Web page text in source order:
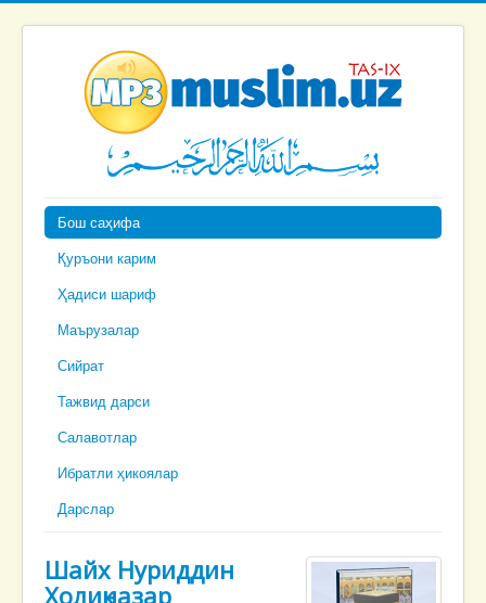
Бош саҳифа
Қуръони карим
Ҳадиси шариф
Маърузалар
Сийрат
Тажвид дарси
Салавотлар
Ибратли ҳикоялар
Дарслар
Шайх Нуриддин
Холиқназар